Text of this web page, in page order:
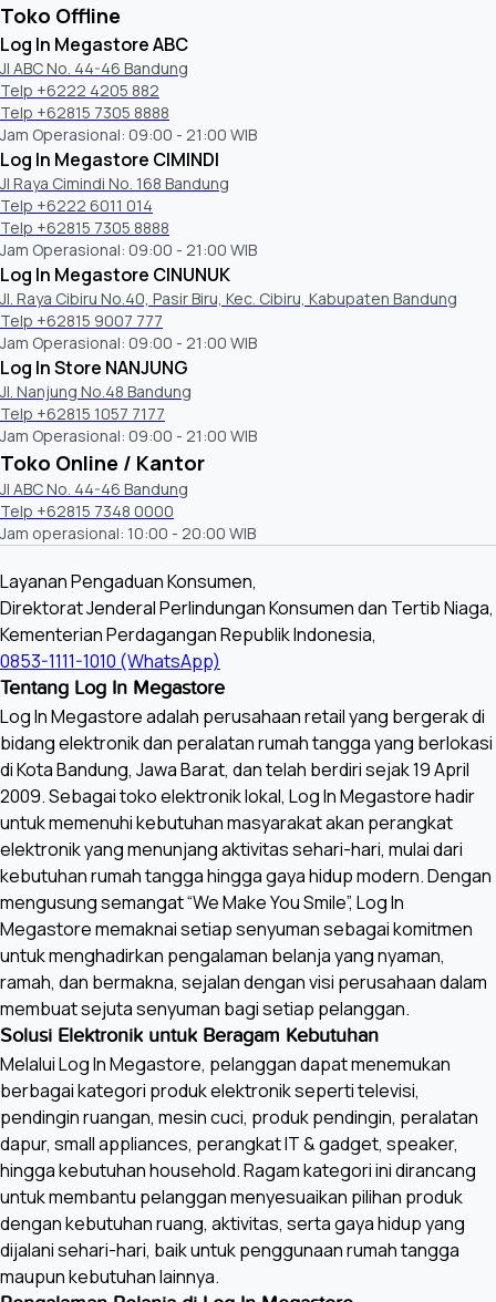
Toko Offline
Log In Megastore ABC
Jl ABC No. 44-46 Bandung
Telp +6222 4205 882
Telp +62815 7305 8888
Jam Operasional: 09:00 - 21:00 WIB
Log In Megastore CIMINDI
Jl Raya Cimindi No. 168 Bandung
Telp +6222 6011 014
Telp +62815 7305 8888
Jam Operasional: 09:00 - 21:00 WIB
Log In Megastore CINUNUK
Jl. Raya Cibiru No.40, Pasir Biru, Kec. Cibiru, Kabupaten Bandung
Telp +62815 9007 777
Jam Operasional: 09:00 - 21:00 WIB
Log In Store NANJUNG
Jl. Nanjung No.48 Bandung
Telp +62815 1057 7177
Jam Operasional: 09:00 - 21:00 WIB
Toko Online / Kantor
Jl ABC No. 44-46 Bandung
Telp +62815 7348 0000
Jam operasional: 10:00 - 20:00 WIB
Layanan Pengaduan Konsumen,
Direktorat Jenderal Perlindungan Konsumen dan Tertib Niaga,
Kementerian Perdagangan Republik Indonesia,
0853-1111-1010 (WhatsApp)
Tentang Log In Megastore
Log In Megastore adalah perusahaan retail yang bergerak di
bidang elektronik dan peralatan rumah tangga yang berlokasi
di Kota Bandung, Jawa Barat, dan telah berdiri sejak 19 April
2009. Sebagai toko elektronik lokal, Log In Megastore hadir
untuk memenuhi kebutuhan masyarakat akan perangkat
elektronik yang menunjang aktivitas sehari-hari, mulai dari
kebutuhan rumah tangga hingga gaya hidup modern. Dengan
mengusung semangat “We Make You Smile”, Log In
Megastore memaknai setiap senyuman sebagai komitmen
untuk menghadirkan pengalaman belanja yang nyaman,
ramah, dan bermakna, sejalan dengan visi perusahaan dalam
membuat sejuta senyuman bagi setiap pelanggan.
Solusi Elektronik untuk Beragam Kebutuhan
Melalui Log In Megastore, pelanggan dapat menemukan
berbagai kategori produk elektronik seperti televisi,
pendingin ruangan, mesin cuci, produk pendingin, peralatan
dapur, small appliances, perangkat IT & gadget, speaker,
hingga kebutuhan household. Ragam kategori ini dirancang
untuk membantu pelanggan menyesuaikan pilihan produk
dengan kebutuhan ruang, aktivitas, serta gaya hidup yang
dijalani sehari-hari, baik untuk penggunaan rumah tangga
maupun kebutuhan lainnya.